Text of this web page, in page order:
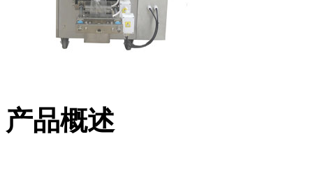
产品概述